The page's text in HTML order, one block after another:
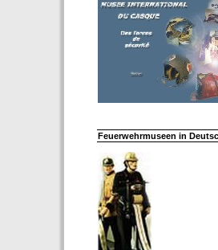
Feuerwehrmuseen in